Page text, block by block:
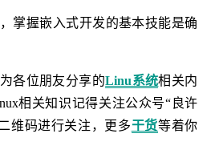
掌握嵌入式开发的基本技能是确
为各位朋友分享的Linu系统相关内
相关知识记得关注公众号“良许
维码进行关注，更多干货等着你